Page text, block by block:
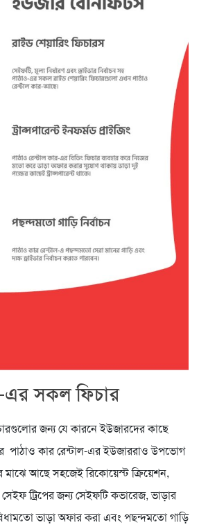
এর সকল ফিচার
জন্য যে কারনে ইউজারদের কাছে
পাঠাও কার রেন্টাল-এর ইউজাররাও উপভোগ
আছে সহজেই রিকোয়েস্ট ক্রিয়েশন,
ট্রিপের জন্য সেইফটি কভারেজ, ভাড়ার
ভাড়া অফার করা এবং পছন্দমতো গাড়ি